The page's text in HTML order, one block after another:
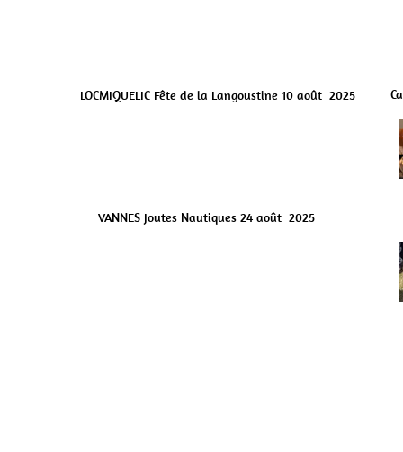
LOCMIQUELIC Fête de la Langoustine 10 août 2025
VANNES Joutes Nautiques 24 août 2025